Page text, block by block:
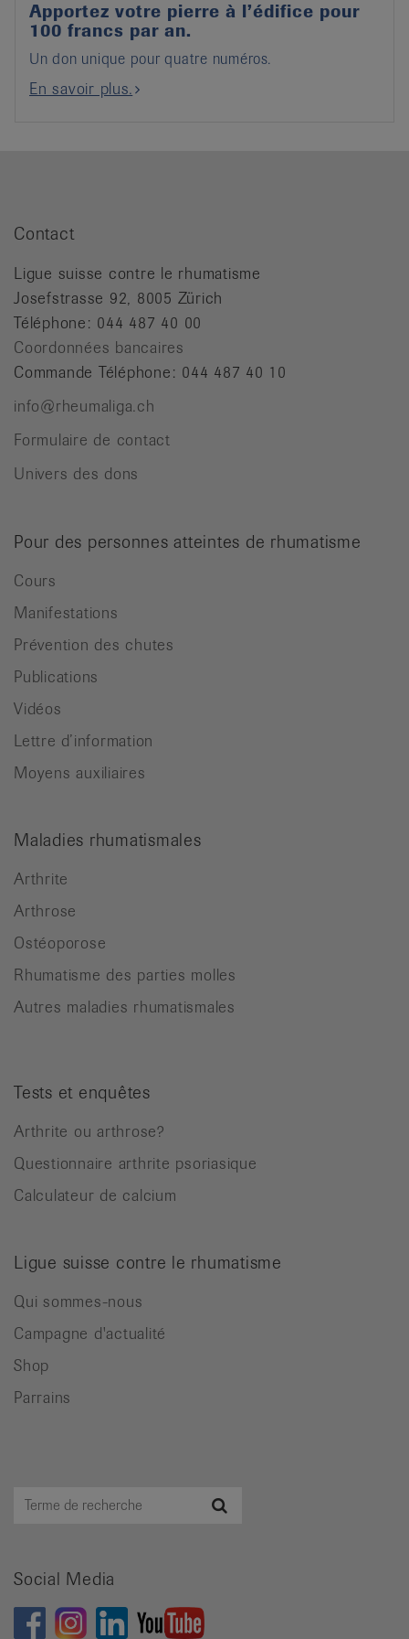
Apportez votre pierre à l’édifice pour
100 francs par an.
Un don unique pour quatre numéros.
En savoir plus.
Contact
Ligue suisse contre le rhumatisme
Josefstrasse 92, 8005 Zürich
Téléphone: 044 487 40 00
Coordonnées bancaires
Commande Téléphone: 044 487 40 10
info@rheumaliga.ch
Formulaire de contact
Univers des dons
Pour des personnes atteintes de rhumatisme
Cours
Manifestations
Prévention des chutes
Publications
Vidéos
Lettre d’information
Moyens auxiliaires
Maladies rhumatismales
Arthrite
Arthrose
Ostéoporose
Rhumatisme des parties molles
Autres maladies rhumatismales
Tests et enquêtes
Arthrite ou arthrose?
Questionnaire arthrite psoriasique
Calculateur de calcium
Ligue suisse contre le rhumatisme
Qui sommes-nous
Campagne d'actualité
Shop
Parrains
Terme
Social Media